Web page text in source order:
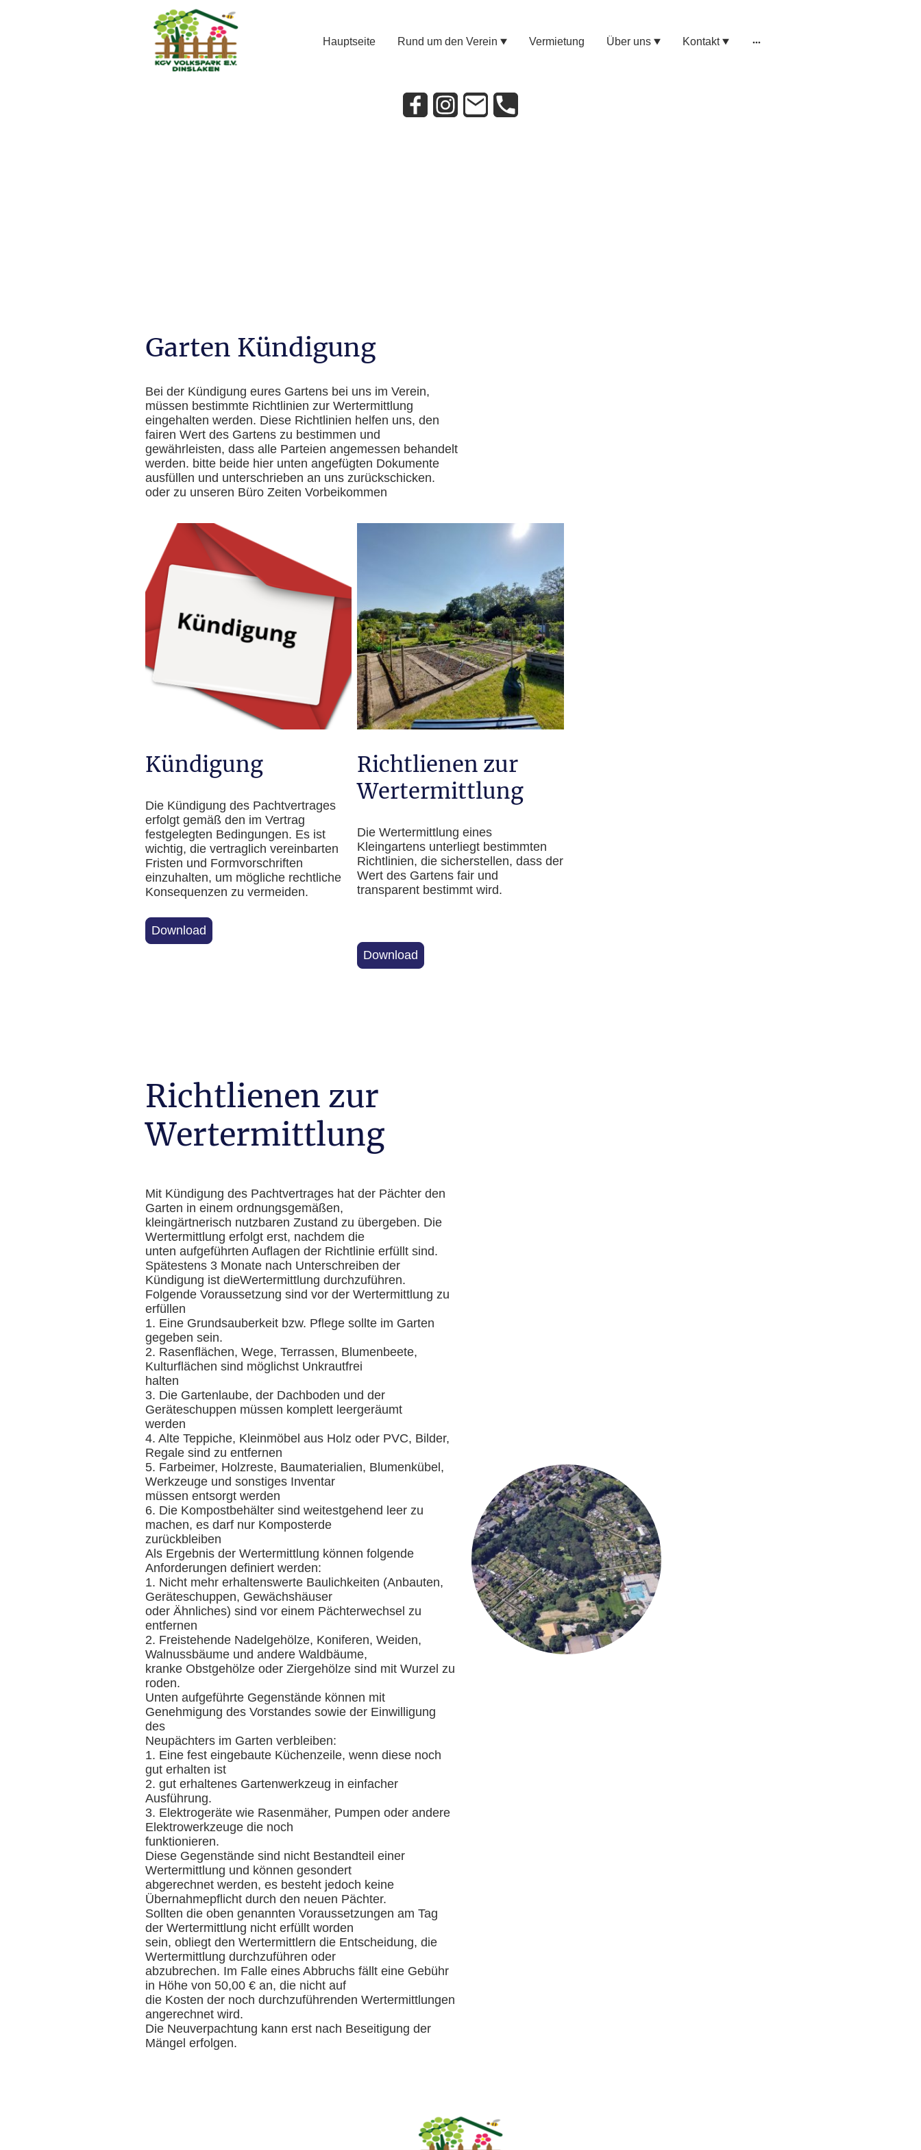
Hauptseite Rund um den Verein Vermietung Über uns Kontakt
Garten Kündigung
Bei der Kündigung eures Gartens bei uns im Verein,
müssen bestimmte Richtlinien zur Wertermittlung
eingehalten werden. Diese Richtlinien helfen uns, den
fairen Wert des Gartens zu bestimmen und
gewährleisten, dass alle Parteien angemessen behandelt
werden. bitte beide hier unten angefügten Dokumente
ausfüllen und unterschrieben an uns zurückschicken.
oder zu unseren Büro Zeiten Vorbeikommen
Kündigung
Die Kündigung des Pachtvertrages
erfolgt gemäß den im Vertrag
festgelegten Bedingungen. Es ist
wichtig, die vertraglich vereinbarten
Fristen und Formvorschriften
einzuhalten, um mögliche rechtliche
Konsequenzen zu vermeiden.
Download
Richtlienen zur
Wertermittlung
Die Wertermittlung eines
Kleingartens unterliegt bestimmten
Richtlinien, die sicherstellen, dass der
Wert des Gartens fair und
transparent bestimmt wird.
Download
Richtlienen zur
Wertermittlung
Mit Kündigung des Pachtvertrages hat der Pächter den
Garten in einem ordnungsgemäßen,
kleingärtnerisch nutzbaren Zustand zu übergeben. Die
Wertermittlung erfolgt erst, nachdem die
unten aufgeführten Auflagen der Richtlinie erfüllt sind.
Spätestens 3 Monate nach Unterschreiben der
Kündigung ist dieWertermittlung durchzuführen.
Folgende Voraussetzung sind vor der Wertermittlung zu
erfüllen
1. Eine Grundsauberkeit bzw. Pflege sollte im Garten
gegeben sein.
2. Rasenflächen, Wege, Terrassen, Blumenbeete,
Kulturflächen sind möglichst Unkrautfrei
halten
3. Die Gartenlaube, der Dachboden und der
Geräteschuppen müssen komplett leergeräumt
werden
4. Alte Teppiche, Kleinmöbel aus Holz oder PVC, Bilder,
Regale sind zu entfernen
5. Farbeimer, Holzreste, Baumaterialien, Blumenkübel,
Werkzeuge und sonstiges Inventar
müssen entsorgt werden
6. Die Kompostbehälter sind weitestgehend leer zu
machen, es darf nur Komposterde
zurückbleiben
Als Ergebnis der Wertermittlung können folgende
Anforderungen definiert werden:
1. Nicht mehr erhaltenswerte Baulichkeiten (Anbauten,
Geräteschuppen, Gewächshäuser
oder Ähnliches) sind vor einem Pächterwechsel zu
entfernen
2. Freistehende Nadelgehölze, Koniferen, Weiden,
Walnussbäume und andere Waldbäume,
kranke Obstgehölze oder Ziergehölze sind mit Wurzel zu
roden.
Unten aufgeführte Gegenstände können mit
Genehmigung des Vorstandes sowie der Einwilligung
des
Neupächters im Garten verbleiben:
1. Eine fest eingebaute Küchenzeile, wenn diese noch
gut erhalten ist
2. gut erhaltenes Gartenwerkzeug in einfacher
Ausführung.
3. Elektrogeräte wie Rasenmäher, Pumpen oder andere
Elektrowerkzeuge die noch
funktionieren.
Diese Gegenstände sind nicht Bestandteil einer
Wertermittlung und können gesondert
abgerechnet werden, es besteht jedoch keine
Übernahmepflicht durch den neuen Pächter.
Sollten die oben genannten Voraussetzungen am Tag
der Wertermittlung nicht erfüllt worden
sein, obliegt den Wertermittlern die Entscheidung, die
Wertermittlung durchzuführen oder
abzubrechen. Im Falle eines Abbruchs fällt eine Gebühr
in Höhe von 50,00 € an, die nicht auf
die Kosten der noch durchzuführenden Wertermittlungen
angerechnet wird.
Die Neuverpachtung kann erst nach Beseitigung der
Mängel erfolgen.